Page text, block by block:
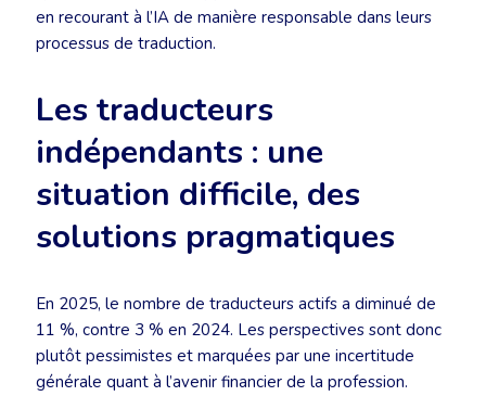
en recourant à l’IA de manière responsable dans leurs
processus de traduction.
Les traducteurs
indépendants : une
situation difficile, des
solutions pragmatiques
En 2025, le nombre de traducteurs actifs a diminué de
11 %, contre 3 % en 2024. Les perspectives sont donc
plutôt pessimistes et marquées par une incertitude
générale quant à l’avenir financier de la profession.